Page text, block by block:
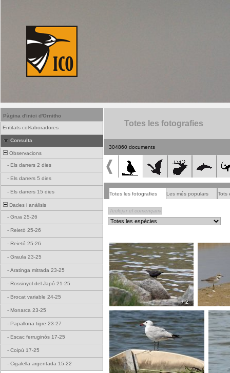
Pàgina d'inici d'Ornitho
Entitats col·laboradores
Consulta
Observacions
- Els darrers 2 dies
- Els darrers 5 dies
- Els darrers 15 dies
Dades i anàlisis
- Grua 25-26
- Reietó 25-26
- Reietó 25-26
- Graula 23-25
- Aratinga mitrada 23-25
- Rossinyol del Japó 21-25
- Brocat variable 24-25
- Monarca 23-25
- Papallona tigre 23-27
- Escac ferruginós 17-25
- Coipú 17-25
- Cigalella argentada 15-22
Totes les fotografies
304860 documents
Totes les fotografies Les més populars Tots
+ 2